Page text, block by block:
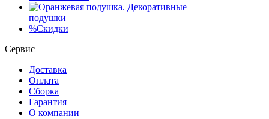
Декоративные
подушки
%Скидки
Сервис
Доставка
Оплата
Сборка
Гарантия
О компании